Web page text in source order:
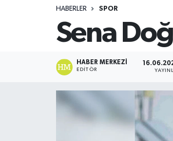
HABERLER SPOR
Sena
HABER MERKEZI
EDITÖR
ÇATALKÖY
Süper Lig Puan Durumu ve Fikstür
Tüm Manşetler
Son Dakika Haberleri